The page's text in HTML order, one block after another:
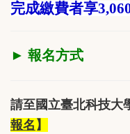
完成繳費者享
► 報名方式
請至國立臺北科技大
報名 】